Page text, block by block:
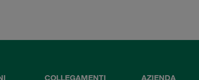
COLLEGAMENTI AZIENDA